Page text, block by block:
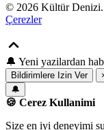
© 2026 Kültür Denizi.
Çerezler
🔔 Yeni yazilardan
Bildirimlere Izin Ver
🔔
🍪 Cerez Kullanimi
Size en iyi deneyimi